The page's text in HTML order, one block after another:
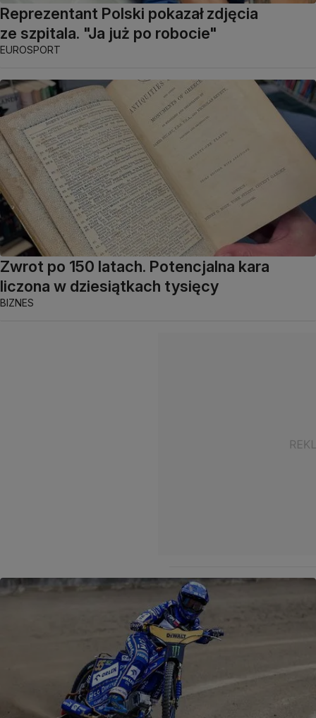
Reprezentant Polski pokazał zdjęcia
ze szpitala. "Ja już po robocie"
EUROSPORT
Zwrot po 150 latach. Potencjalna kara
liczona w dziesiątkach tysięcy
BIZNES